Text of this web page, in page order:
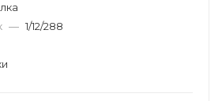
— 1/12/288